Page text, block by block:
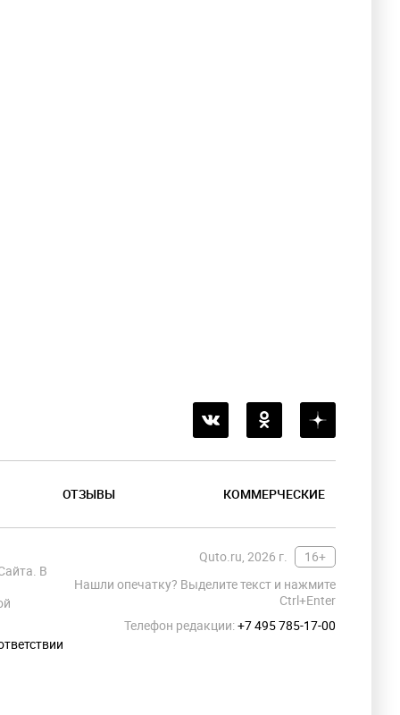
ОТЗЫВЫ КОММЕРЧЕСКИЕ
Quto.ru, 2026 г.
16+
Нашли опечатку? Выделите текст и нажмите
Ctrl+Enter
Телефон редакции:+7 495 785-17-00
В